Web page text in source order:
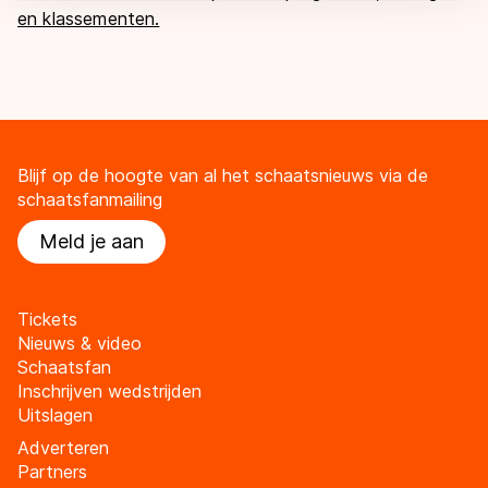
en klassementen.
Blijf op de hoogte van al het schaatsnieuws via de
schaatsfanmailing
Meld je aan
Tickets
Nieuws & video
Schaatsfan
Inschrijven wedstrijden
Uitslagen
Adverteren
Partners